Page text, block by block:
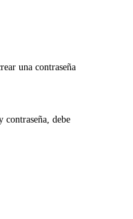
una contraseña
debe